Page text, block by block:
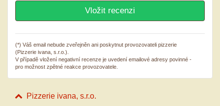
(*) Váš email nebude zveřejněn ani poskytnut provozovateli pizzerie
(Pizzerie ivana, s.r.o.).
V případě vložení negativní recenze je uvedení emailové adresy povinné -
pro možnost zpětné reakce provozovatele.
Pizzerie ivana, s.r.o.